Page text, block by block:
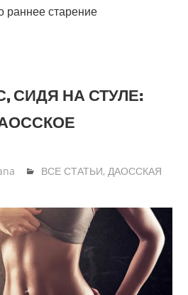
раннее старение
СИДЯ НА СТУЛЕ:
ВСЕ СТАТЬИ, ДАОССКАЯ